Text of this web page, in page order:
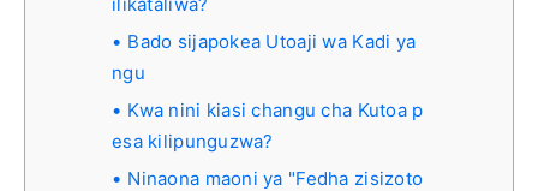
Bado sijapokea Utoaji wa Kadi ya
ngu
Kwa nini kiasi changu cha Kutoa p
esa kilipunguzwa?
Ninaona maoni ya "Fedha zisizoto